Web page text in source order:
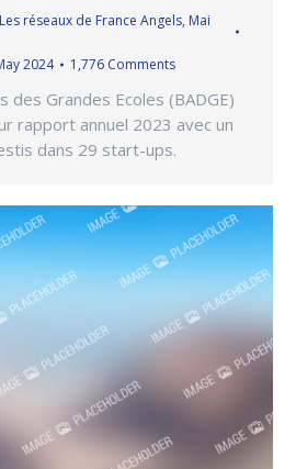
Les réseaux de France Angels, Mai
2024 1,776 Comments
des Grandes Ecoles (BADGE)
rapport annuel 2023 avec un
dans 29 start-ups.